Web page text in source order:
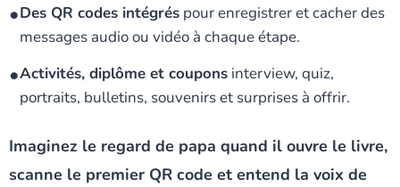
•Des QR codes intégrés pour enregistrer et cacher des
messages audio ou vidéo à chaque étape.
•Activités, diplôme et coupons interview, quiz,
portraits, bulletins, souvenirs et surprises à offrir.
Imaginez le regard de papa quand il ouvre le livre,
scanne le premier QR code et entend la voix de